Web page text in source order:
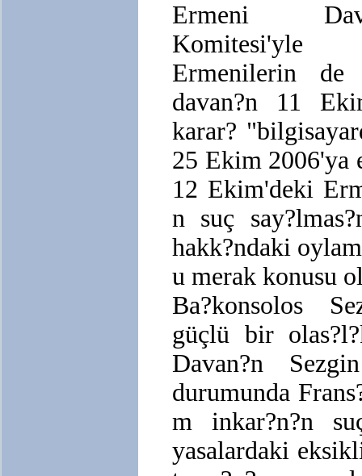
Ermeni
Komitesi'yle
Ermenilerin
davan?n 11
karar?
25 Ekim 2006'ya
12 Ekim'deki
n suç
hakk?ndaki
u merak konusu
Ba?konsolos
güçlü bir
Davan?n
durumunda
m inkar?n?n
yasalardaki